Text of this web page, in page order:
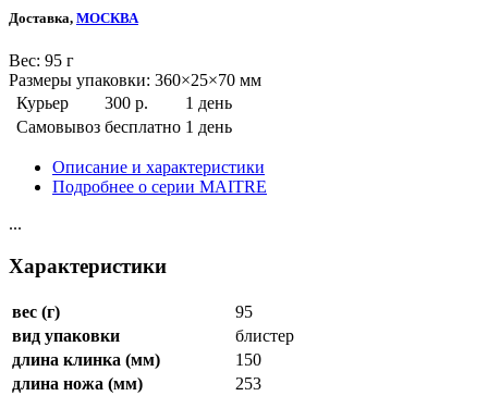
Доставка, МОСКВА
Веc: 95 г
Размеры упаковки: 360×25×70 мм
Курьер
300 р.
1 день
Самовывоз бесплатно 1 день
Описание и характеристики
Подробнее о серии MAITRE
...
Характеристики
вес (г)
95
вид упаковки
блистер
длина клинка (мм)
150
длина ножа (мм)
253